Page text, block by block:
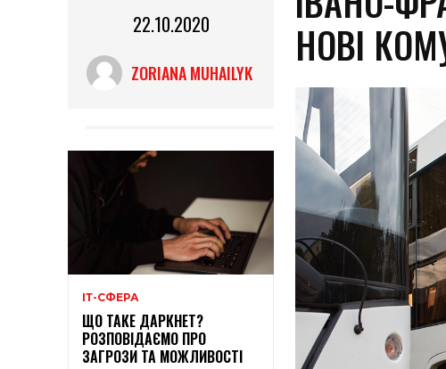
22.10.2020
ZORIANA MUHAILYK
ІТ-СФЕРА
ЩО ТАКЕ ДАРКНЕТ?
РОЗПОВІДАЄМО ПРО
ЗАГРОЗИ ТА МОЖЛИВОСТІ
НОВІ